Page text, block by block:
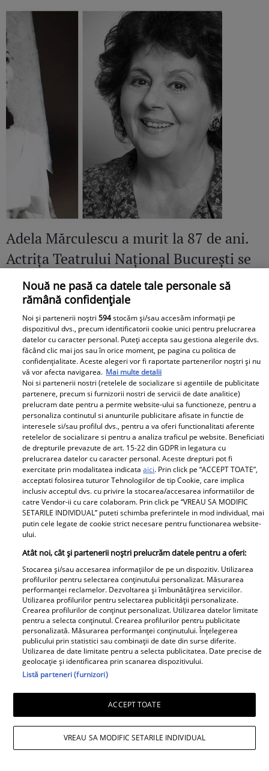
Adela Mărculescu a murit la 87 de ani.
Actrița Teatrului Național București se
afla internată în azil
Mesaj emoționant pentru Denisa
Răducu, la 9 ani de la moartea artistei:
„Vocea Denisei s-a stins, dar ecoul ei
continuă să răsune”
Nouă ne pasă ca datele tale personale să
rămână confidențiale
Noi și partenerii noștri594stocăm și/sau accesăm informații pe
dispozitivul dvs., precum identificatorii cookie unici pentru prelucrarea
datelor cu caracter personal. Puteți accepta sau gestiona alegerile dvs.
făcând clic mai jos sau în orice moment, pe pagina cu politica de
confidențialitate. Aceste alegeri vor fi raportate partenerilor noștri și nu
vă vor afecta navigarea. Mai multe detalii
Noi si partenerii nostri (retelele de socializare si agentiile de publicitate
partenere, precum si furnizorii nostri de servicii de date analitice)
prelucram date pentru a permite website-ului sa functioneze, pentru a
personaliza continutul si anunturile publicitare afisate in functie de
interesele si/sau profilul dvs., pentru a va oferi functionalitati aferente
retelelor de socializare si pentru a analiza traficul pe website. Beneficiati
de drepturile prevazute de art. 15-22 din GDPR in legatura cu
prelucrarea datelor cu caracter personal. Aceste drepturi pot fi
exercitate prin modalitatea indicataaici. Prin click pe “ACCEPT TOATE”,
acceptati folosirea tuturor Tehnologiilor de tip Cookie, care implica
inclusiv acceptul dvs. cu privire la stocarea/accesarea informatiilor de
catre Vendor-ii cu care colaboram. Prin click pe “VREAU SA MODIFIC
SETARILE INDIVIDUAL” puteti schimba preferintele in mod individual, mai
putin cele legate de cookie strict necesare pentru functionarea website-
ului.
Atât noi, cât și partenerii noștri prelucrăm datele pentru a oferi:
Stocarea și/sau accesarea informațiilor de pe un dispozitiv. Utilizarea
profilurilor pentru selectarea conținutului personalizat. Măsurarea
performanței reclamelor. Dezvoltarea și îmbunătățirea serviciilor.
Utilizarea profilurilor pentru selectarea publicității personalizate.
Crearea profilurilor de conținut personalizat. Utilizarea datelor limitate
pentru a selecta conținutul. Crearea profilurilor pentru publicitate
personalizată. Măsurarea performanței conținutului. Înțelegerea
publicului prin statistici sau combinații de date din surse diferite.
Utilizarea de date limitate pentru a selecta publicitatea. Date precise de
geolocație și identificarea prin scanarea dispozitivului.
Listă parteneri (furnizori)
ACCEPT TOATE
VREAU SA MODIFIC SETARILE INDIVIDUAL